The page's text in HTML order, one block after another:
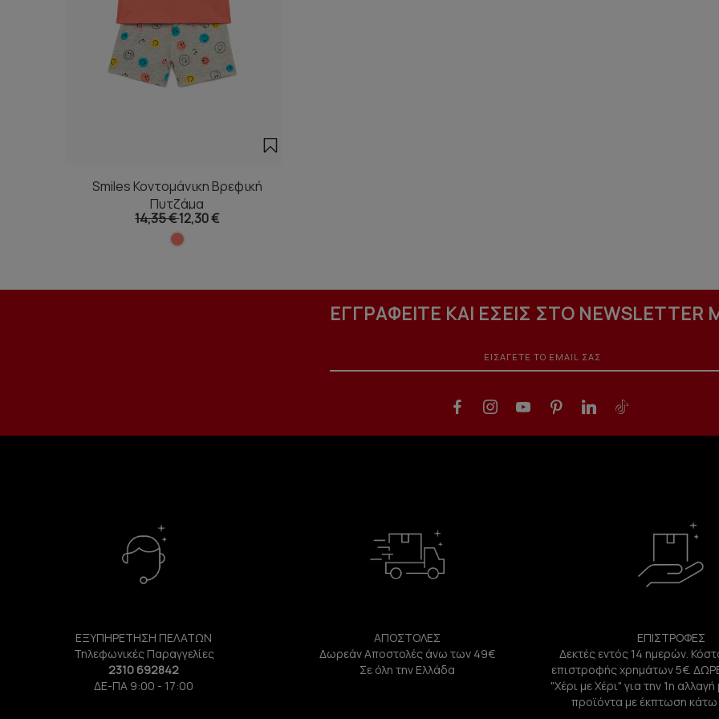
Smiles Κοντομάνικη Βρεφική
Πυτζάμα
14,35 €12,30 €
ΕΓΓΡΑΦΕΙΤΕ ΚΑΙ ΕΣΕΙΣ ΣΤΟ NEWSLETTER
ΕΞΥΠΗΡΕΤΗΣΗ ΠΕΛΑΤΩΝ
Τηλεφωνικές Παραγγελίες
2310 692842
ΔΕ-ΠΑ 9:00 - 17:00
ΑΠΟΣΤΟΛΕΣ
Δωρεάν Αποστολές άνω των 49€
Σε όλη την Ελλάδα
ΕΠΙΣΤΡΟΦΕΣ
Δεκτές εντός 14 ημερών.
επιστροφής χρημάτων 5€.
"Χέρι με Χέρι" για την 1η
προϊόντα με έκπτωση